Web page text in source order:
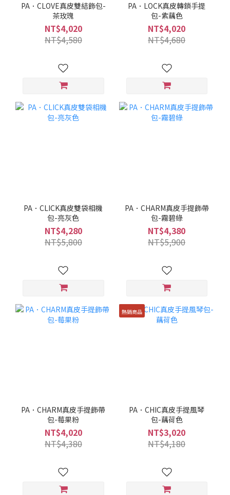
PA．CLOVE真皮雙結飾包-
茶玫瑰
NT$4,020
NT$4,580
PA．LOCK真皮轉鎖手提
包-紫藕色
NT$4,020
NT$4,680
PA．CLICK真皮雙袋相機
包-亮灰色
NT$4,280
NT$5,800
PA．CHARM真皮手提飾帶
包-霧碧綠
NT$4,380
NT$5,900
PA．CHARM真皮手提飾帶
包-莓果粉
NT$4,020
NT$4,380
熱銷商品
PA．CHIC真皮手提風琴
包-藕荷色
NT$3,020
NT$4,180